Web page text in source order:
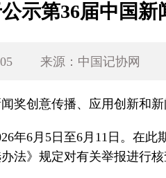
示第36届中国
来源：中国记协网
奖创意传播、应用创新和
年6月5日至6月11日。在
办法》规定对有关举报进行